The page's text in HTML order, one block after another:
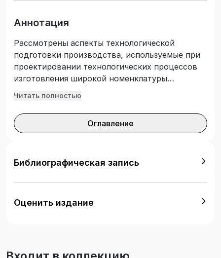
Аннотация
Рассмотрены аспекты технологической
подготовки производства, используемые при
проектировании технологических процессов
изготовления широкой номенклатуры
продукции машиностроения. Приведены
применения, направленные на повышение
эффективности построения технологических
студентов технических специальностей и
Читать полностью
Оглавление
Библиографическая запись
Оценить издание